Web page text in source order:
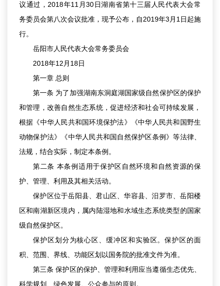
议通过，2018年11月30日湖南省第十三届人民代表大会常
务委员会第八次会议批准，现予公布，自2019年3月1日起施
行。
岳阳市人民代表大会常务委员会
2018年12月18日
第一章 总则
第一条 为了加强湖南东洞庭湖国家级自然保护区的保护
和管理，改善自然生态系统，促进经济和社会可持续发展，
根据《中华人民共和国环境保护法》《中华人民共和国野生
动物保护法》《中华人民共和国自然保护区条例》等法律、
法规，结合实际，制定本条例。
第二条 本条例适用于保护区自然环境和自然资源的保
护、管理、利用及其相关活动。
保护区位于岳阳县、君山区、华容县、汨罗市、岳阳楼
区和南湖新区境内，属内陆湿地和水域生态系统类型的国家
级自然保护区。
保护区划分为核心区、缓冲区和实验区。保护区的面
积、范围、界线、功能区划以国务院的批准文件为准。
第三条 保护区的保护、管理和利用应当遵循生态优先、
科学规划、绿色发展、公众参与的原则。